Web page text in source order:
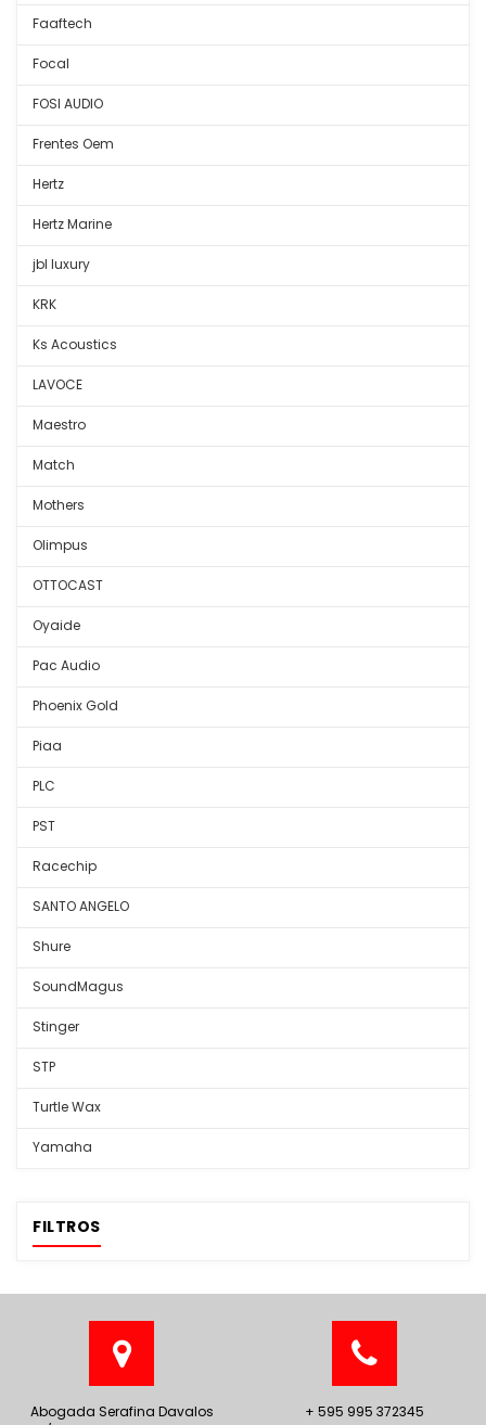
Faaftech
Focal
FOSI AUDIO
Frentes Oem
Hertz
Hertz Marine
jbl luxury
KRK
Ks Acoustics
LAVOCE
Maestro
Match
Mothers
Olimpus
OTTOCAST
Oyaide
Pac Audio
Phoenix Gold
Piaa
PLC
PST
Racechip
SANTO ANGELO
Shure
SoundMagus
Stinger
STP
Turtle Wax
Yamaha
FILTROS
Abogada Serafina Davalos
+ 595 995 372345